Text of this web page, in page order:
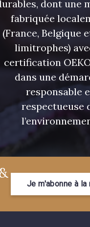
dont une
fabriquée
(France, Belgique
limitrophes)
certification
dans une
responsable
respectueuse
Je m'abonne à